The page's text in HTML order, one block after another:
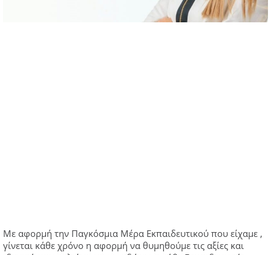
Με αφορμή την Παγκόσμια Μέρα Εκπαιδευτικού που είχαμε ,
γίνεται κάθε χρόνο η αφορμή να θυμηθούμε τις αξίες και